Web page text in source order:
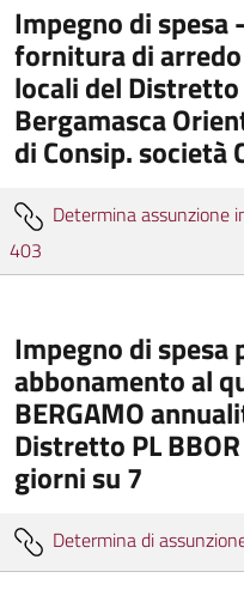
Impegno di
fornitura di
locali del Distretto
Bergamasca
di Consip. società
Determina assunzione
403
Impegno di spesa
abbonamento al
BERGAMO
Distretto PL
giorni su 7
Determina di